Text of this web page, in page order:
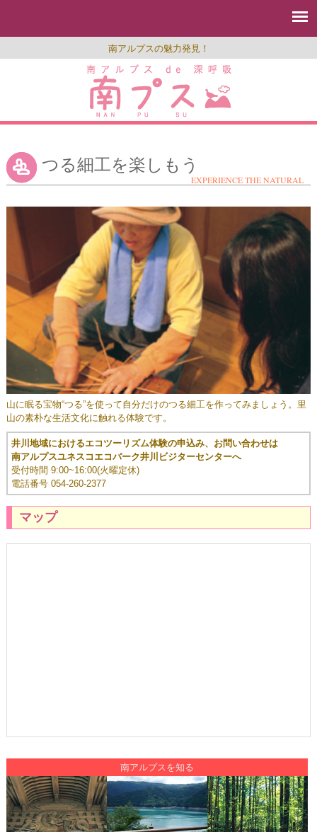
南アルプスの魅力発見！
つる細工を楽しもう
EXPERIENCE THE NATURAL
山に眠る宝物“つる”を使って自分だけのつる細工を作ってみましょう。里
山の素朴な生活文化に触れる体験です。
井川地域におけるエコツーリズム体験の申込み、お問い合わせは
南アルプスユネスコエコパーク井川ビジターセンターへ
受付時間 9:00~16:00(火曜定休)
電話番号 054-260-2377
マップ
南アルプスを知る